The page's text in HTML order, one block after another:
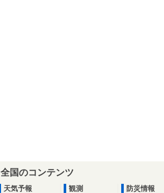
全国のコンテンツ
天気予報
観測
防災情報